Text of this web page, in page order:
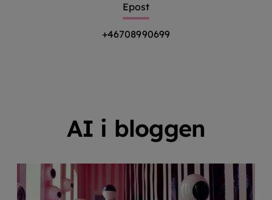
Epost
+46708990699
AI i bloggen